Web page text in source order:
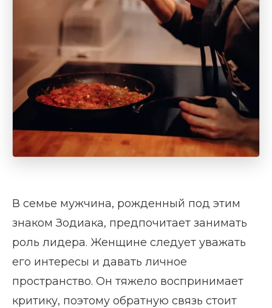
В семье мужчина, рожденный под этим
знаком Зодиака, предпочитает занимать
роль лидера. Женщине следует уважать
его интересы и давать личное
пространство. Он тяжело воспринимает
критику, поэтому обратную связь стоит